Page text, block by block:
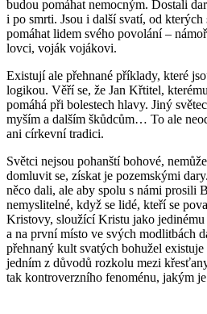
budou pomáhat nemocným. Dostali
i po smrti. Jsou i další svatí, od kterých
pomáhat lidem svého povolání –
lovci, voják vojákovi.
Existují ale přehnané příklady, které
logikou. Věří se, že Jan Křtitel,
pomáhá při bolestech hlavy. Jiný
myším a dalším škůdcům… To ale
ani církevní tradici.
Světci nejsou pohanští bohové,
domluvit se, získat je pozemskými
něco dali, ale aby spolu s námi prosili
nemyslitelné, když se lidé, kteří se
Kristovy, sloužící Kristu jako
a na první místo ve svých modlitbách
přehnaný kult svatých bohužel existuje
jedním z důvodů rozkolu mezi
tak kontroverzního fenoménu, jakým